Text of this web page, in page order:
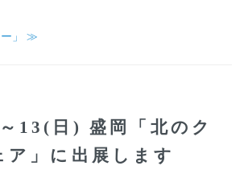
ー」 ≫
13(日) 盛岡「北のク
ア」に出展します